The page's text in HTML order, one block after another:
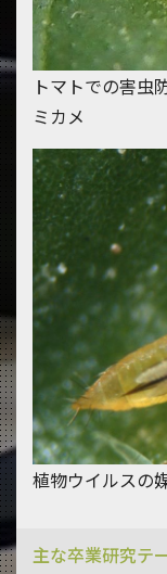
トマトでの害虫
ミカメ
植物ウイルスの
主な卒業研究テ